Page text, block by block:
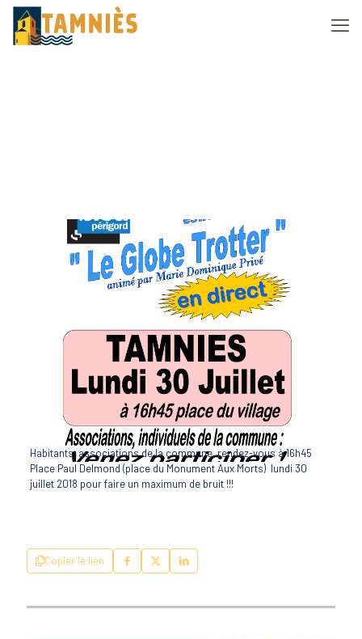
Habitants, associations de la commune, rendez-vous à 16h45
Place Paul Delmond (place du Monument Aux Morts) lundi 30
juillet 2018 pour faire un maximum de bruit !!!
Copier le lien